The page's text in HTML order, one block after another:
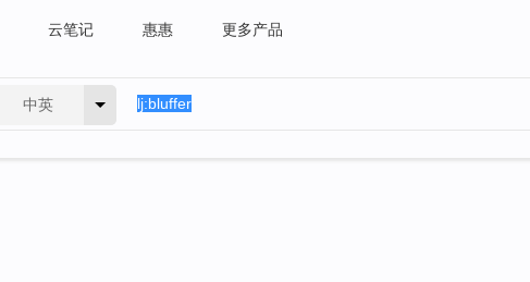
云笔记 惠惠 更多产品
中英